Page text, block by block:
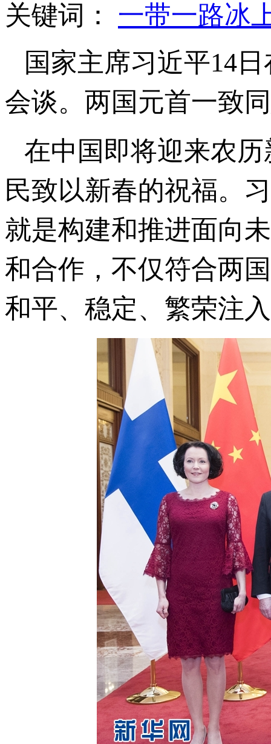
关键词： 一带一路冰
国家主席习近平14
会谈。两国元首一致
在中国即将迎来农
民致以新春的祝福。
就是构建和推进面向
和合作，不仅符合两
和平、稳定、繁荣注